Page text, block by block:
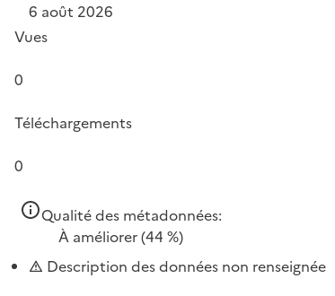
6 août 2026
Vues
0
Téléchargements
0
Qualité des métadonnées:
À améliorer(44 %)
Description des données non renseignée